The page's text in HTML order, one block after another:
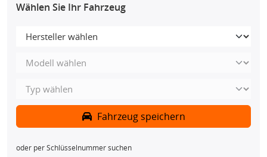
Wählen Sie Ihr Fahrzeug
Fahrzeug speichern
oder per Schlüsselnummer suchen